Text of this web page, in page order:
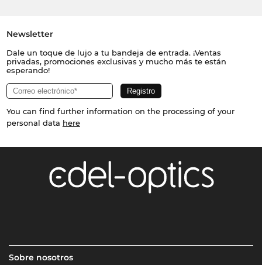
Newsletter
Dale un toque de lujo a tu bandeja de entrada. ¡Ventas
privadas, promociones exclusivas y mucho más te están
esperando!
You can find further information on the processing of your
personal data here
Sobre nosotros